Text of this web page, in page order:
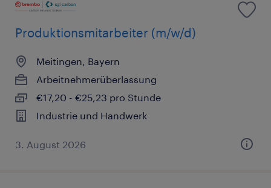
Produktionsmitarbeiter (m/w/d)
Meitingen, Bayern
Arbeitnehmerüberlassung
€17,20 - €25,23 pro Stunde
Industrie und Handwerk
3. August 2026